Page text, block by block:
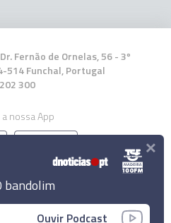
da Anona promove
Fernão de Ornelas, 56 - 3º
514 Funchal, Portugal
300
nossa App
de Notícias, Lda.
bandolim
Ouvir Podcast
×